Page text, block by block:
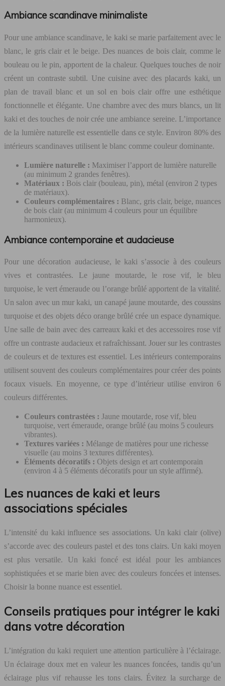
Ambiance scandinave minimaliste
Pour une ambiance scandinave, le kaki se marie parfaitement avec le
blanc, le gris clair et le beige. Des nuances de bois clair, comme le
bouleau ou le pin, apportent de la chaleur. Quelques touches de noir
créent un contraste subtil. Une cuisine avec des placards kaki, un
plan de travail blanc et un sol en bois clair offre une esthétique
fonctionnelle et élégante. Une chambre avec des murs blancs, un lit
kaki et des touches de noir crée une ambiance sereine. L’importance
de la lumière naturelle est essentielle dans ce style. Environ 80% des
intérieurs scandinaves utilisent le blanc comme couleur dominante.
Lumière naturelle : Maximiser l’apport de lumière naturelle
(au minimum 2 grandes fenêtres).
Matériaux : Bois clair (bouleau, pin), métal (environ 2 types
de matériaux).
Couleurs complémentaires : Blanc, gris clair, beige, nuances
de bois clair (au minimum 4 couleurs pour un équilibre
harmonieux).
Ambiance contemporaine et audacieuse
Pour une décoration audacieuse, le kaki s’associe à des couleurs
vives et contrastées. Le jaune moutarde, le rose vif, le bleu
turquoise, le vert émeraude ou l’orange brûlé apportent de la vitalité.
Un salon avec un mur kaki, un canapé jaune moutarde, des coussins
turquoise et des objets déco orange brûlé crée un espace dynamique.
Une salle de bain avec des carreaux kaki et des accessoires rose vif
offre un contraste audacieux et rafraîchissant. Jouer sur les contrastes
de couleurs et de textures est essentiel. Les intérieurs contemporains
utilisent souvent des couleurs complémentaires pour créer des points
focaux visuels. En moyenne, ce type d’intérieur utilise environ 6
couleurs différentes.
Couleurs contrastées : Jaune moutarde, rose vif, bleu
turquoise, vert émeraude, orange brûlé (au moins 5 couleurs
vibrantes).
Textures variées : Mélange de matières pour une richesse
visuelle (au moins 3 textures différentes).
Éléments décoratifs : Objets design et art contemporain
(environ 4 à 5 éléments décoratifs pour un style affirmé).
Les nuances de kaki et leurs
associations spéciales
L’intensité du kaki influence ses associations. Un kaki clair (olive)
s’accorde avec des couleurs pastel et des tons clairs. Un kaki moyen
est plus versatile. Un kaki foncé est idéal pour les ambiances
sophistiquées et se marie bien avec des couleurs foncées et intenses.
Choisir la bonne nuance est essentiel.
Conseils pratiques pour intégrer le kaki
dans votre décoration
L’intégration du kaki requiert une attention particulière à l’éclairage.
Un éclairage doux met en valeur les nuances foncées, tandis qu’un
éclairage plus vif rehausse les tons clairs. Évitez la surcharge de